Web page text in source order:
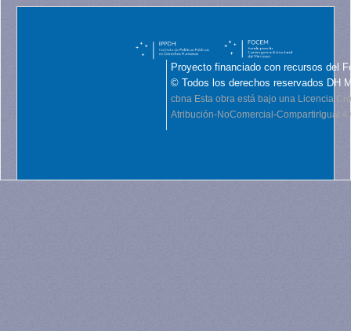
Proyecto financiado con recursos del
© Todos los derechos reservados DH
cbna Esta obra está bajo una Licencia
Atribución-NoComercial-CompartirIgual